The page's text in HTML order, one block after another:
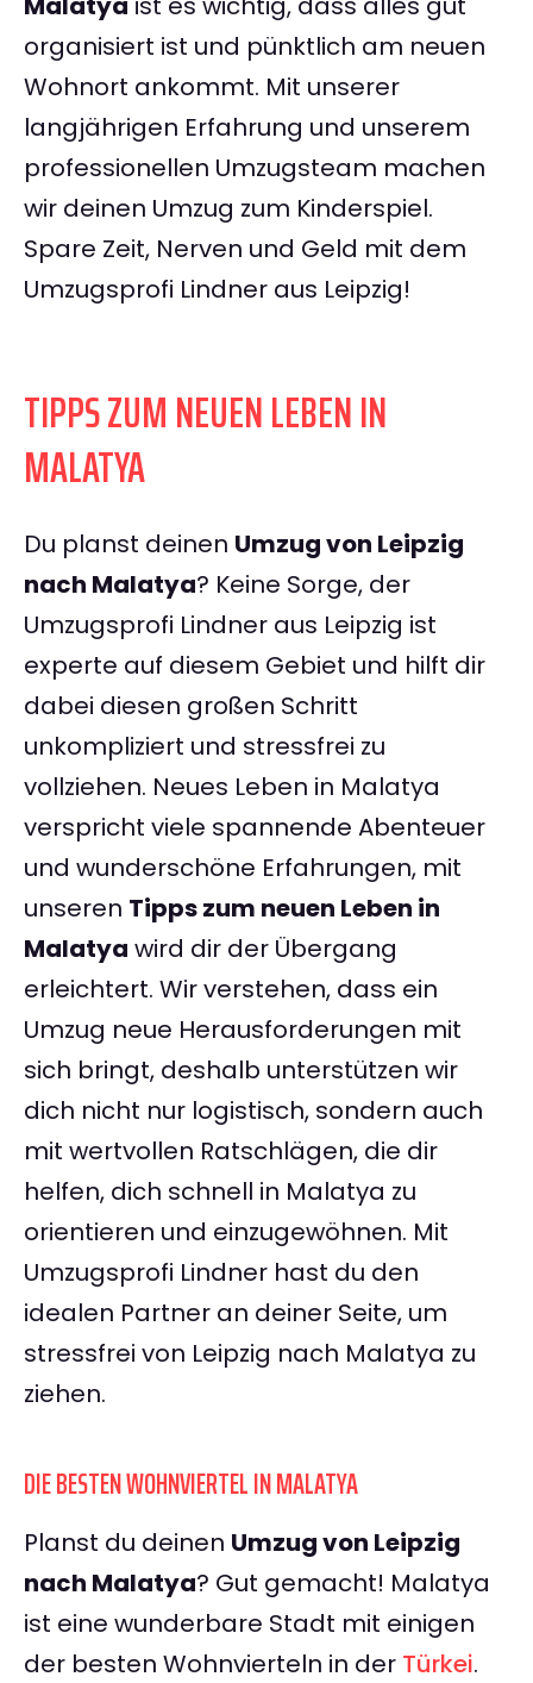
organisiert ist und pünktlich am neuen
Wohnort ankommt. Mit unserer
langjährigen Erfahrung und unserem
professionellen Umzugsteam machen
wir deinen Umzug zum Kinderspiel.
Spare Zeit, Nerven und Geld mit dem
Umzugsprofi Lindner aus Leipzig!
TIPPS ZUM NEUEN LEBEN IN
MALATYA
Du planst deinen Umzug von Leipzig
nach Malatya? Keine Sorge, der
Umzugsprofi Lindner aus Leipzig ist
experte auf diesem Gebiet und hilft dir
dabei diesen großen Schritt
unkompliziert und stressfrei zu
vollziehen. Neues Leben in Malatya
verspricht viele spannende Abenteuer
und wunderschöne Erfahrungen, mit
unseren Tipps zum neuen Leben in
Malatya wird dir der Übergang
erleichtert. Wir verstehen, dass ein
Umzug neue Herausforderungen mit
sich bringt, deshalb unterstützen wir
dich nicht nur logistisch, sondern auch
mit wertvollen Ratschlägen, die dir
helfen, dich schnell in Malatya zu
orientieren und einzugewöhnen. Mit
Umzugsprofi Lindner hast du den
idealen Partner an deiner Seite, um
stressfrei von Leipzig nach Malatya zu
ziehen.
DIE BESTEN WOHNVIERTEL IN MALATYA
Planst du deinen Umzug von Leipzig
nach Malatya? Gut gemacht! Malatya
ist eine wunderbare Stadt mit einigen
der besten Wohnvierteln in der Türkei.